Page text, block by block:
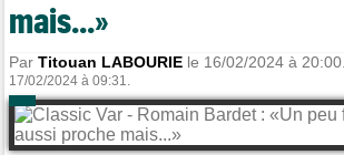
mais...»
ParTitouan LABOURIE le 16/02/2024 à 20:00.
17/02/2024 à 09:31.